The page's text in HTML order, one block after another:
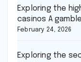
Exploring the
casinos A
February 24, 2026
Exploring the